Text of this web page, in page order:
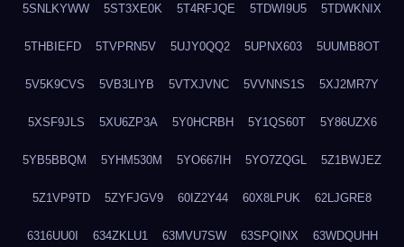
5SNLKYWW 5ST3XE0K 5T4RFJQE 5TDWI9U5 5TDWKNIX
5THBIEFD 5TVPRN5V 5UJY0QQ2 5UPNX603 5UUMB8OT
5V5K9CVS 5VB3LIYB 5VTXJVNC 5VVNNS1S 5XJ2MR7Y
5XSF9JLS 5XU6ZP3A 5Y0HCRBH 5Y1QS60T 5Y86UZX6
5YB5BBQM 5YHM530M 5YO667IH 5YO7ZQGL 5Z1BWJEZ
5Z1VP9TD 5ZYFJGV9 60IZ2Y44 60X8LPUK 62LJGRE8
6316UU0I 634ZKLU1 63MVU7SW 63SPQINX 63WDQUHH